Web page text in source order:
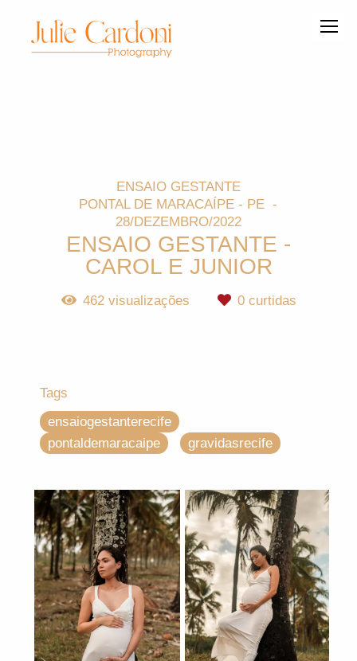
ENSAIO GESTANTE
PONTAL DE MARACAÍPE - PE
28/DEZEMBRO/2022
ENSAIO GESTANTE -
CAROL E JUNIOR
462visualizações 0curtidas
Tags
ensaiogestanterecife
pontaldemaracaipe
gravidasrecife